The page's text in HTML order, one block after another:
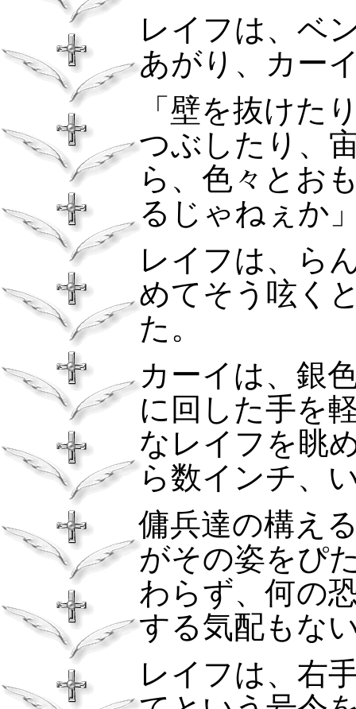
レイフは、ベ
あがり、カー
「壁を抜けた
つぶしたり、
ら、色々とお
るじゃねぇか
レイフは、ら
めてそう呟く
た。
カーイは、銀
に回した手を
なレイフを眺
ら数インチ、
傭兵達の構え
がその姿をぴ
わらず、何の
する気配もな
レイフは、右